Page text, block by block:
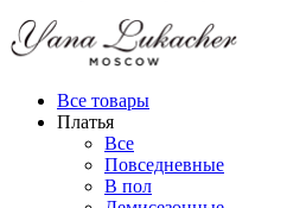
Все товары
Платья
Все
Повседневные
В пол